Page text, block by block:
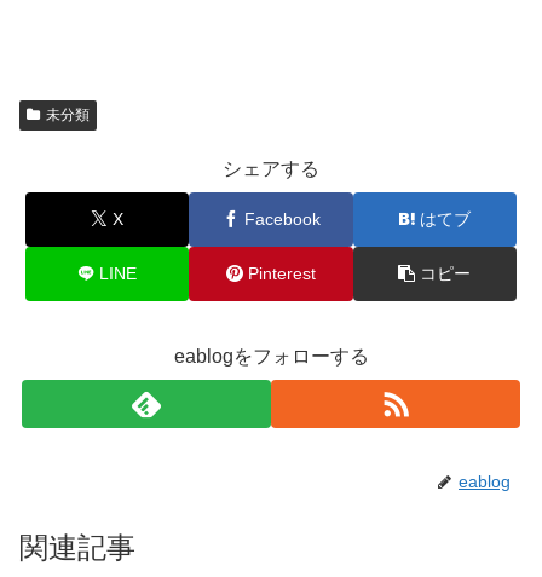
未分類
シェアする
X Facebook はてブ
LINE Pinterest コピー
eablogをフォローする
eablog
関連記事